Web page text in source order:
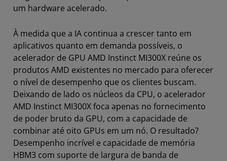
um hardware acelerado.
À medida que a IA continua a crescer tanto em
aplicativos quanto em demanda possíveis, o
acelerador de GPU AMD Instinct MI300X reúne os
produtos AMD existentes no mercado para oferecer
o nível de desempenho que os clientes buscam.
Deixando de lado os núcleos da CPU, o acelerador
AMD Instinct MI300X foca apenas no fornecimento
de poder bruto da GPU, com a capacidade de
combinar até oito GPUs em um nó. O resultado?
Desempenho incrível e capacidade de memória
HBM3 com suporte de largura de banda de